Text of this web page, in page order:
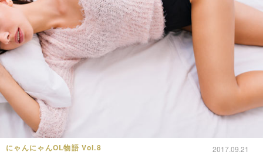
にゃんにゃんOL物語 Vol.8 2017.09.21